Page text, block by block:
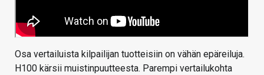
Osa vertailuista kilpailijan tuotteisiin on vähän epäreiluja.
H100 kärsii muistinpuutteesta. Parempi vertailukohta